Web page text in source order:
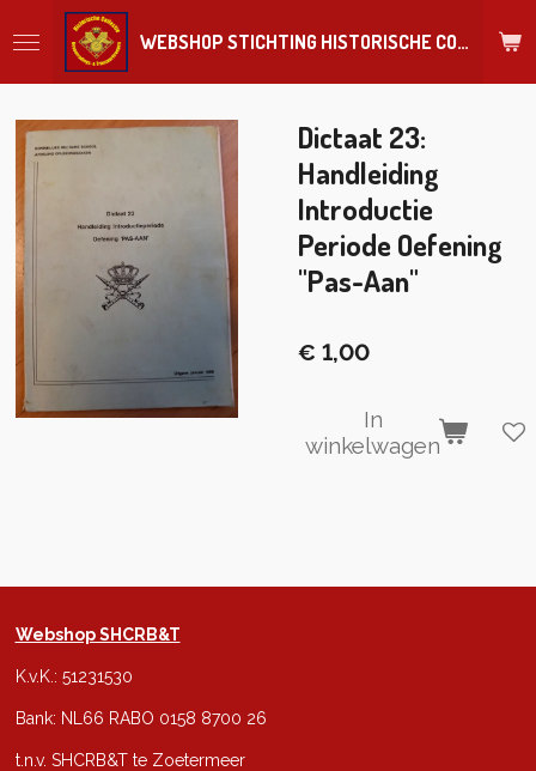
direct
hoofdinhoud
WEBSHOP STICHTING HISTORISCHE COLLECTIE REGIMENT
Dictaat 23:
Handleiding
Introductie
Periode Oefening
"Pas-Aan"
€ 1,00
In
winkelwagen
Webshop SHCRB&T
K.v.K.: 51231530
Bank: NL66 RABO 0158 8700 26
t.n.v. SHCRB&T te Zoetermeer